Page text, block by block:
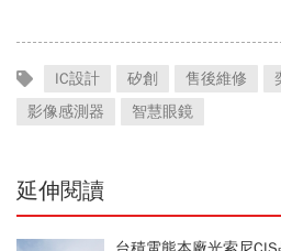
IC設計 矽創 售後維修
影像感測器
智慧眼鏡
延伸閱讀